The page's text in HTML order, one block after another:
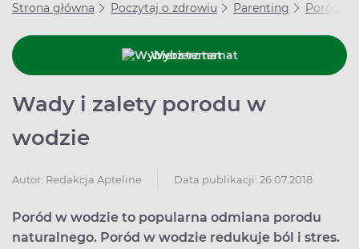
Strona główna Poczytaj o zdrowiu Parenting Poród
Wybierz temat
Wady i zalety porodu w
wodzie
Autor: Redakcja Apteline Data publikacji: 26.07.2018
Poród w wodzie to popularna odmiana porodu
naturalnego. Poród w wodzie redukuje ból i stres.